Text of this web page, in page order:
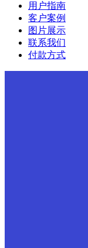
用户指南
客户案例
图片展示
联系我们
付款方式